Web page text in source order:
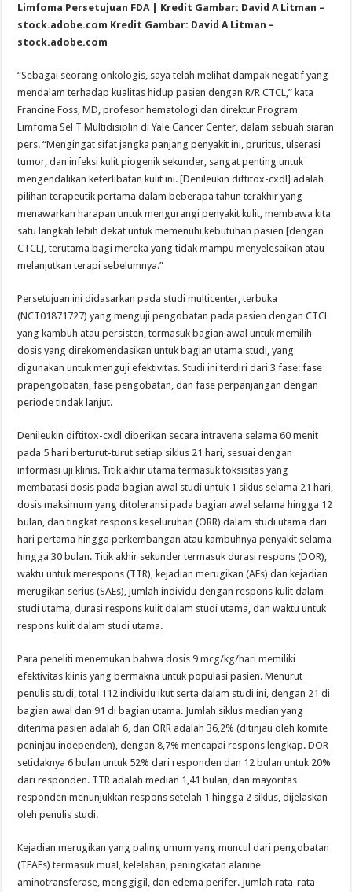
Limfoma Persetujuan FDA | Kredit Gambar: David A Litman –
stock.adobe.com Kredit Gambar: David A Litman –
stock.adobe.com
“Sebagai seorang onkologis, saya telah melihat dampak negatif yang
mendalam terhadap kualitas hidup pasien dengan R/R CTCL,” kata
Francine Foss, MD, profesor hematologi dan direktur Program
Limfoma Sel T Multidisiplin di Yale Cancer Center, dalam sebuah siaran
pers. “Mengingat sifat jangka panjang penyakit ini, pruritus, ulserasi
tumor, dan infeksi kulit piogenik sekunder, sangat penting untuk
mengendalikan keterlibatan kulit ini. [Denileukin diftitox-cxdl] adalah
pilihan terapeutik pertama dalam beberapa tahun terakhir yang
menawarkan harapan untuk mengurangi penyakit kulit, membawa kita
satu langkah lebih dekat untuk memenuhi kebutuhan pasien [dengan
CTCL], terutama bagi mereka yang tidak mampu menyelesaikan atau
melanjutkan terapi sebelumnya.”
Persetujuan ini didasarkan pada studi multicenter, terbuka
(NCT01871727) yang menguji pengobatan pada pasien dengan CTCL
yang kambuh atau persisten, termasuk bagian awal untuk memilih
dosis yang direkomendasikan untuk bagian utama studi, yang
digunakan untuk menguji efektivitas. Studi ini terdiri dari 3 fase: fase
prapengobatan, fase pengobatan, dan fase perpanjangan dengan
periode tindak lanjut.
Denileukin diftitox-cxdl diberikan secara intravena selama 60 menit
pada 5 hari berturut-turut setiap siklus 21 hari, sesuai dengan
informasi uji klinis. Titik akhir utama termasuk toksisitas yang
membatasi dosis pada bagian awal studi untuk 1 siklus selama 21 hari,
dosis maksimum yang ditoleransi pada bagian awal selama hingga 12
bulan, dan tingkat respons keseluruhan (ORR) dalam studi utama dari
hari pertama hingga perkembangan atau kambuhnya penyakit selama
hingga 30 bulan. Titik akhir sekunder termasuk durasi respons (DOR),
waktu untuk merespons (TTR), kejadian merugikan (AEs) dan kejadian
merugikan serius (SAEs), jumlah individu dengan respons kulit dalam
studi utama, durasi respons kulit dalam studi utama, dan waktu untuk
respons kulit dalam studi utama.
Para peneliti menemukan bahwa dosis 9 mcg/kg/hari memiliki
efektivitas klinis yang bermakna untuk populasi pasien. Menurut
penulis studi, total 112 individu ikut serta dalam studi ini, dengan 21 di
bagian awal dan 91 di bagian utama. Jumlah siklus median yang
diterima pasien adalah 6, dan ORR adalah 36,2% (ditinjau oleh komite
peninjau independen), dengan 8,7% mencapai respons lengkap. DOR
setidaknya 6 bulan untuk 52% dari responden dan 12 bulan untuk 20%
dari responden. TTR adalah median 1,41 bulan, dan mayoritas
responden menunjukkan respons setelah 1 hingga 2 siklus, dijelaskan
oleh penulis studi.
Kejadian merugikan yang paling umum yang muncul dari pengobatan
(TEAEs) termasuk mual, kelelahan, peningkatan alanine
aminotransferase, menggigil, dan edema perifer. Jumlah rata-rata